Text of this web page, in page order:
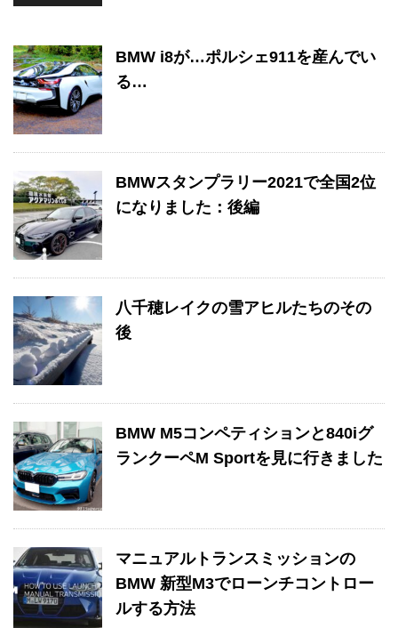
BMW i8が…ポルシェ911を産んでい
る…
BMWスタンプラリー2021で全国2位
になりました：後編
八千穂レイクの雪アヒルたちのその
後
BMW M5コンペティションと840iグ
ランクーペM Sportを見に行きました
マニュアルトランスミッションの
BMW 新型M3でローンチコントロー
ルする方法